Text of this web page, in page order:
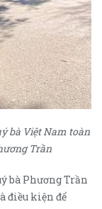
bà Việt Nam toàn
Trần
bà Phương Trần
điều kiện để